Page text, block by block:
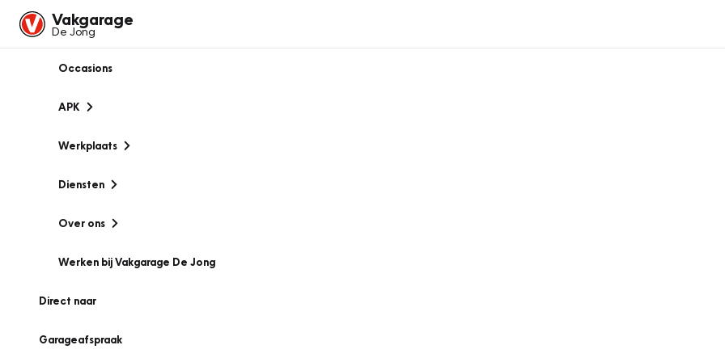
Vakgarage
De Jong
Occasions
APK
Werkplaats
Diensten
Over ons
Werken bij Vakgarage De Jong
Direct naar
Garageafspraak